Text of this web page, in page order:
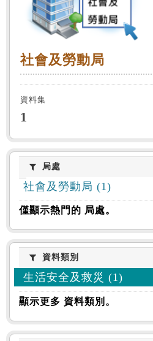
社會及勞動局
資料集
1
局處局處
社會及勞動局 (1)
僅顯示熱門的 局處。
資料類別
資料類別
生活安全及救災 (1)
顯示更多 資料類別。